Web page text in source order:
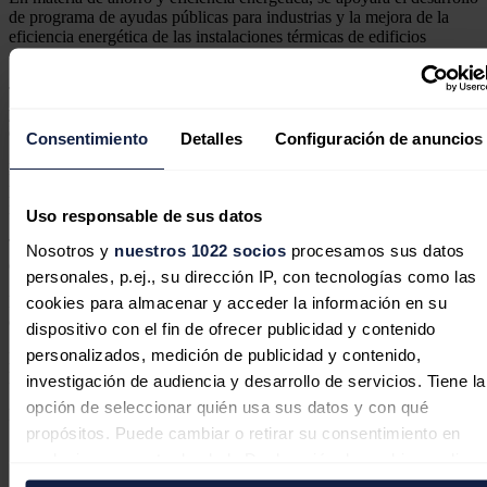
Consentimiento Detalles Configuración de anuncios
Uso responsable de sus datos
Nosotros y nuestros 1022 sociosprocesamos sus datos
personales, p.ej., su dirección IP, con tecnologías como las
cookies para almacenar y acceder la información en su
dispositivo con el fin de ofrecer publicidad y contenido
personalizados, medición de publicidad y contenido,
investigación de audiencia y desarrollo de servicios. Tiene la
opción de seleccionar quién usa sus datos y con qué
propósitos. Puede cambiar o retirar su consentimiento en
de programa de ayudas públicas para industrias y la mejora de la
eficiencia energética de las instalaciones térmicas de edificios
existentes.
También se beneficiará a los puntos de recarga accesibles al público
de vehículos.
Podrán solicitar estas ayudas las empresas privadas, incluidas las
industrias o edificios de viviendas de comunidades de propietario.
También las gestoras de cargas del sistema que promuevan el uso de
energías renovables o acciones de ahorro y eficiencia energética.
De igual forma se pueden beneficiar las uniones temporales de
empresas que ejecuten este tipo de proyectos.
El plazo de solicitud será de un mes desde la publicación en el
BOPA.
Noticias relacionadas